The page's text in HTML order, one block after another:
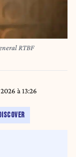
RTBF
à 13:26